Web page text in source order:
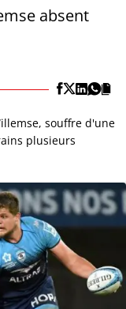
absent
souffre d'une
plusieurs